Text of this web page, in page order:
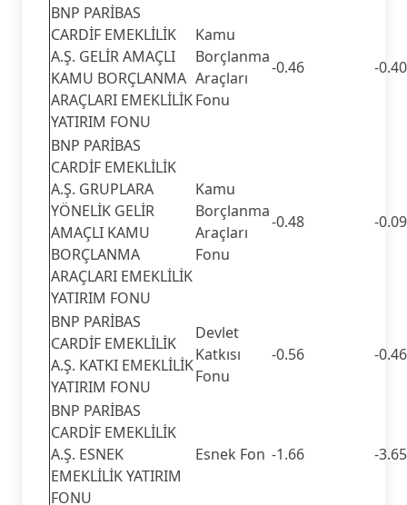
BNP PARİBAS
CARDİF EMEKLİLİK
A.Ş. GELİR AMAÇLI
KAMU BORÇLANMA
ARAÇLARI EMEKLİLİK
YATIRIM FONU
Kamu
Borçlanma
Araçları
Fonu
-0.46 -0.40
BNP PARİBAS
CARDİF EMEKLİLİK
A.Ş. GRUPLARA
YÖNELİK GELİR
AMAÇLI KAMU
BORÇLANMA
ARAÇLARI EMEKLİLİK
YATIRIM FONU
Kamu
Borçlanma
Araçları
Fonu
-0.48 -0.09
BNP PARİBAS
CARDİF EMEKLİLİK
A.Ş. KATKI EMEKLİLİK
YATIRIM FONU
Devlet
Katkısı
Fonu
-0.56 -0.46
BNP PARİBAS
CARDİF EMEKLİLİK
A.Ş. ESNEK
EMEKLİLİK YATIRIM
FONU
Esnek Fon -1.66 -3.65